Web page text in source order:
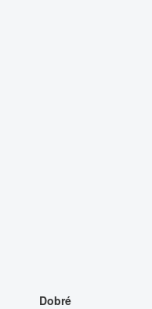
Dobré